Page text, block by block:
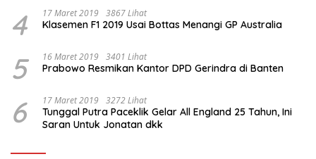
4 17 Maret 2019 3867 Lihat
Klasemen F1 2019 Usai Bottas Menangi GP Australia
5 16 Maret 2019 3401 Lihat
Prabowo Resmikan Kantor DPD Gerindra di Banten
6 17 Maret 2019 3272 Lihat
Tunggal Putra Paceklik Gelar All England 25 Tahun, Ini
Saran Untuk Jonatan dkk